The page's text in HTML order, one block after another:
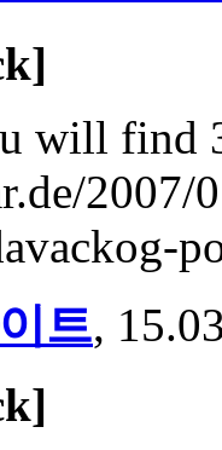
will find
2007/
트,